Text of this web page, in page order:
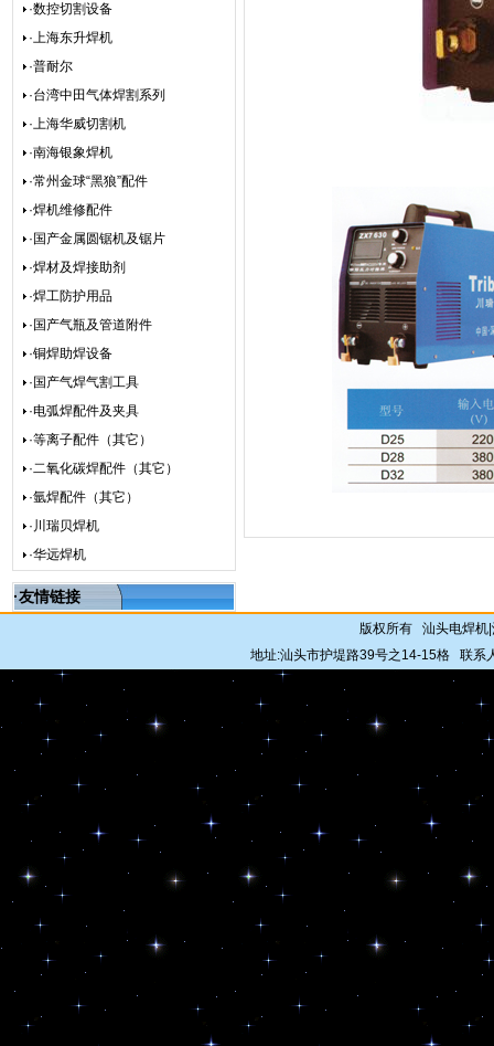
·数控切割设备
·上海东升焊机
·普耐尔
·台湾中田气体焊割系列
·上海华威切割机
·南海银象焊机
·常州金球“黑狼”配件
·焊机维修配件
·国产金属圆锯机及锯片
·焊材及焊接助剂
·焊工防护用品
·国产气瓶及管道附件
·铜焊助焊设备
·国产气焊气割工具
·电弧焊配件及夹具
·等离子配件（其它）
·二氧化碳焊配件（其它）
·氩焊配件（其它）
·川瑞贝焊机
·华远焊机
·友情链接
版权所有 汕头电焊机
地址:汕头市护堤路39号之14-15格 联